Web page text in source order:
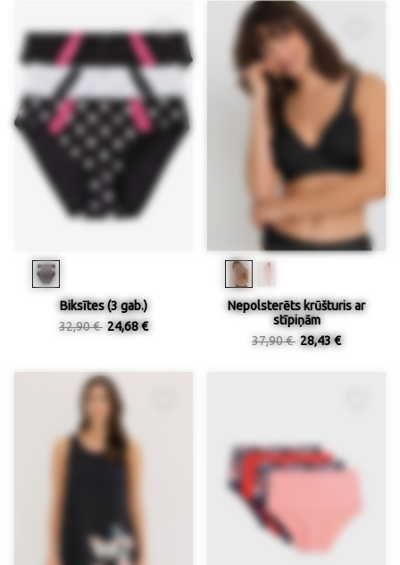
Biksītes (3 gab.)
32,90 € 24,68 €
Nepolsterēts krūšturis ar
stīpiņām
37,90 € 28,43 €